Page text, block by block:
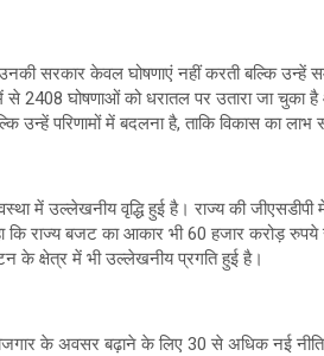
सरकार केवल घोषणाएं नहीं करती बल्कि उन्हें
2408 घोषणाओं को धरातल पर उतारा जा चुका
उन्हें परिणामों में बदलना है, ताकि विकास का
में उल्लेखनीय वृद्धि हुई है। राज्य की
कि राज्य बजट का आकार भी 60 हजार करोड़
के क्षेत्र में भी उल्लेखनीय प्रगति हुई है।
के अवसर बढ़ाने के लिए 30 से अधिक नई